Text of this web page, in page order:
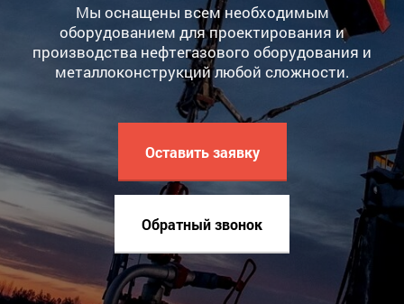
Мы оснащены всем необходимым
оборудованием для проектирования и
производства нефтегазового оборудования и
металлоконструкций любой сложности.
Оставить заявку
Обратный звонок